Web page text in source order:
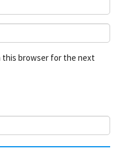
this browser for the next